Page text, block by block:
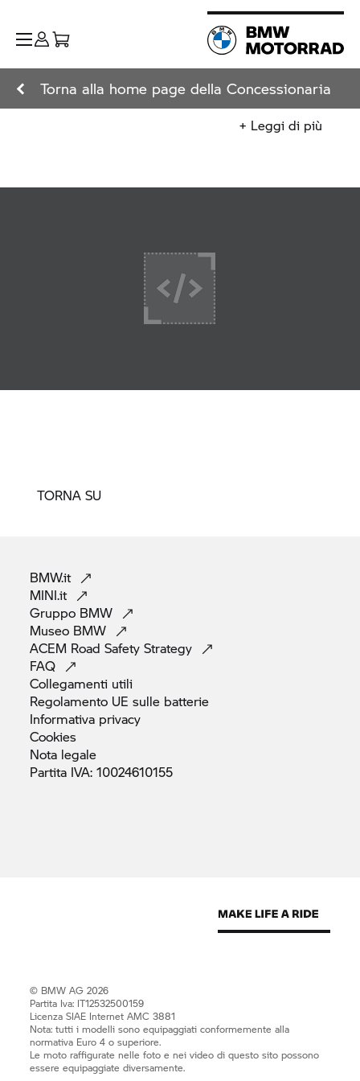
Torna alla home page della Concessionaria
+ Leggi di più
TORNA SU
BMW.it
MINI.it
Gruppo BMW
Museo BMW
ACEM Road SafetyStrategy
FAQ
Collegamenti utili
Regolamento UE sulle batterie
Informativa privacy
Cookies
Nota legale
Partita IVA:10024610155
© BMW AG 2026
Partita Iva: IT12532500159
Licenza SIAE Internet AMC 3881
Nota: tutti i modelli sono equipaggiati conformemente alla
normativa Euro 4 o superiore.
Le moto raffigurate nelle foto e nei video di questo sito possono
essere equipaggiate diversamente.